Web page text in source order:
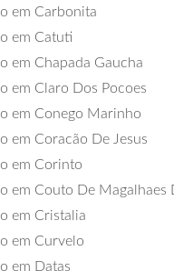
em Carbonita
em Catuti
em Chapada Gaucha
em Claro Dos Pocoes
em Conego Marinho
em Coracão De Jesus
em Corinto
em Couto De Magalhaes
em Cristalia
em Curvelo
em Datas